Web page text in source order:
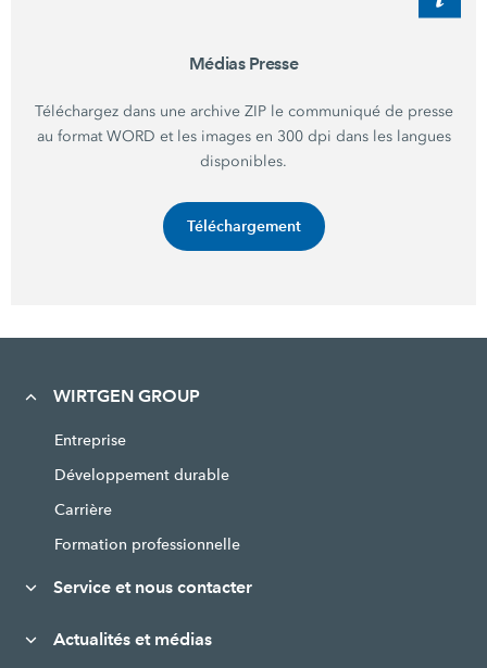
Médias Presse
Téléchargez dans une archive ZIP le communiqué de presse
au format WORD et les images en 300 dpi dans les langues
disponibles.
Téléchargement
WIRTGEN GROUP
Entreprise
Développement durable
Carrière
Formation professionnelle
Service et nous contacter
Actualités et médias